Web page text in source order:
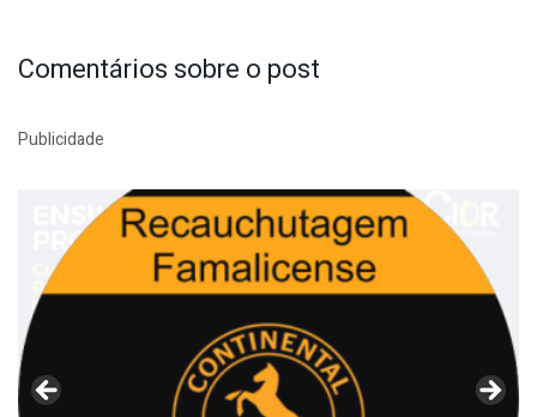
Comentários sobre o post
Publicidade